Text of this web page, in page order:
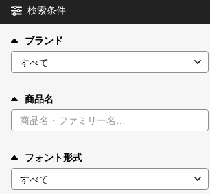
目的別フォントガイド
特集
年間ライセンス商品
キャンペーン一覧
検索条件
ブランド
商品名
フォント形式